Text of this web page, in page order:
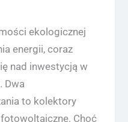
ekologicznej
energii, coraz
nad inwestycją w
Dwa
to kolektory
Choć